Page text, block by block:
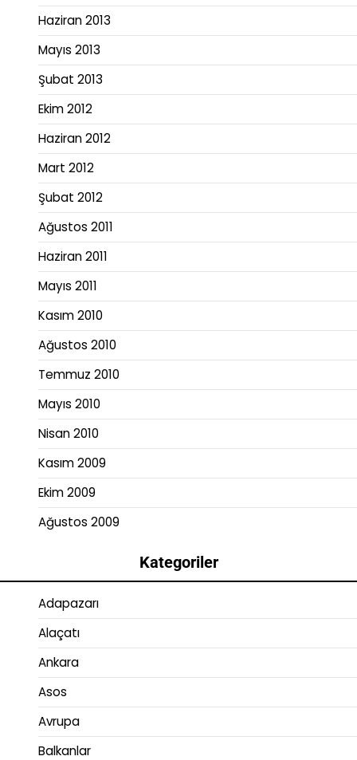
Haziran 2013
Mayıs 2013
Şubat 2013
Ekim 2012
Haziran 2012
Mart 2012
Şubat 2012
Ağustos 2011
Haziran 2011
Mayıs 2011
Kasım 2010
Ağustos 2010
Temmuz 2010
Mayıs 2010
Nisan 2010
Kasım 2009
Ekim 2009
Ağustos 2009
Kategoriler
Adapazarı
Alaçatı
Ankara
Asos
Avrupa
Balkanlar